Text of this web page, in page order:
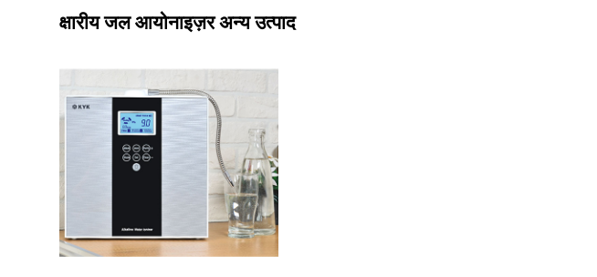
क्षारीय जल आयोनाइज़र अन्य उत्पाद